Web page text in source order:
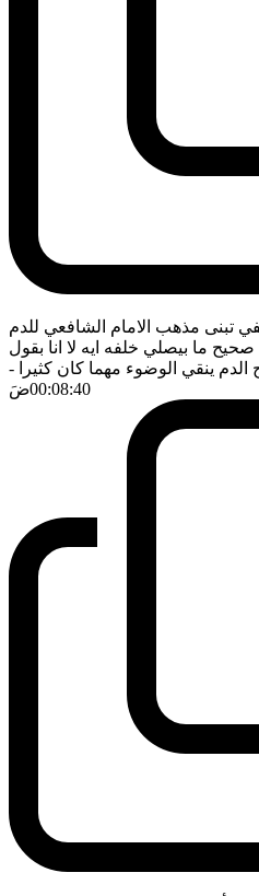
تبنى مذهب الامام الشافعي للدم
ما بيصلي خلفه ايه لا انا بقول
ينقي الوضوء مهما كان كثيرا -
00:08:40ضَ